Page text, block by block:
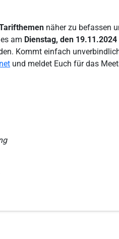
näher zu befassen
am Dienstag, den
Kommt einfach
und meldet Euch für das